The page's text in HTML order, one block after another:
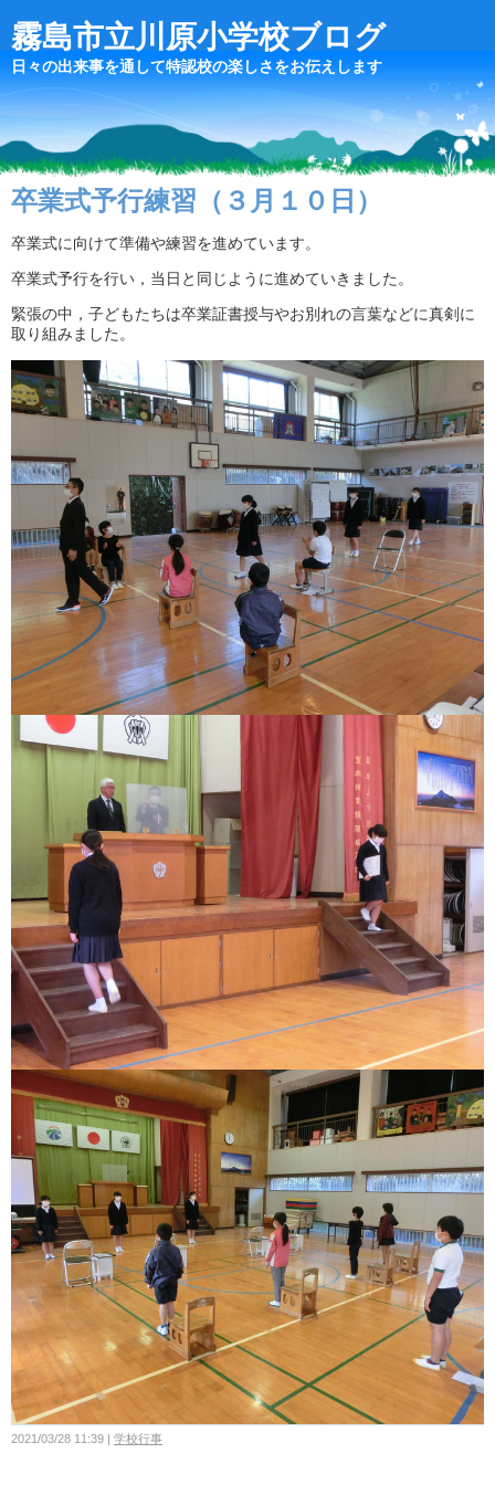
霧島市立川原小学校ブログ
日々の出来事を通して特認校の楽しさをお伝えします
卒業式予行練習（３月１０日）
卒業式に向けて準備や練習を進めています。
卒業式予行を行い，当日と同じように進めていきました。
緊張の中，子どもたちは卒業証書授与やお別れの言葉などに真剣に
取り組みました。
2021/03/28 11:39 学校行事